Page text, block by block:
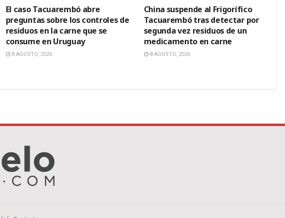
El caso Tacuarembó abre
preguntas sobre los controles de
residuos en la carne que se
consume en Uruguay
8 AGOSTO, 2026
China suspende al Frigorífico
Tacuarembó tras detectar por
segunda vez residuos de un
medicamento en carne
8 AGOSTO, 2026